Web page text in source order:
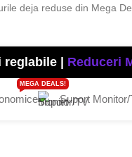
deja reduse din Mega
| Reduceri
MEGA DEALS!
Suport